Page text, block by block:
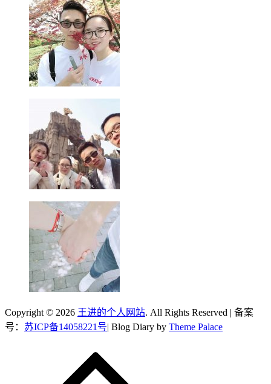
Copyright © 2026 王进的个人网站. All Rights Reserved | 备案
号： 苏ICP备14058221号| Blog Diary by Theme Palace